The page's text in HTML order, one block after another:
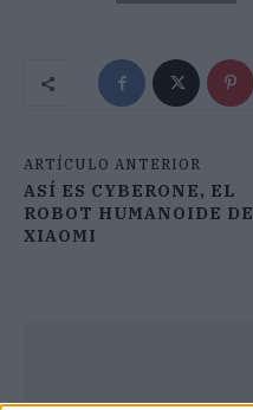
ARTÍCULO ANTERIOR
ASÍ ES CYBERONE, EL
ROBOT HUMANOIDE DE
XIAOMI